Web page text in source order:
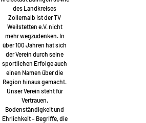
des Landkreises
Zollernalb ist der TV
Weilstetten e.V. nicht
mehr wegzudenken. In
über 100 Jahren hat sich
der Verein durch seine
sportlichen Erfolge auch
einen Namen über die
Region hinaus gemacht.
Unser Verein steht für
Vertrauen,
Bodenständigkeit und
Ehrlichkeit – Begriffe, die